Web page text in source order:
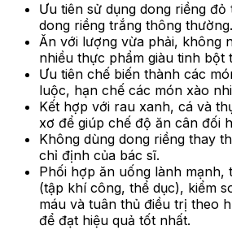
Ưu tiên sử dụng dong riềng
dong riềng trắng thông thường.
Ăn với lượng vừa phải, không
nhiều thực phẩm giàu tinh bột
Ưu tiên chế biến thành các
luộc, hạn chế các món xào
Kết hợp với rau xanh, cá và
xơ để giúp chế độ ăn cân đối
Không dùng dong riềng thay
chỉ định của bác sĩ.
Phối hợp ăn uống lành mạnh,
(tập khí công, thể dục), kiểm
máu và tuân thủ điều trị theo
để đạt hiệu quả tốt nhất.